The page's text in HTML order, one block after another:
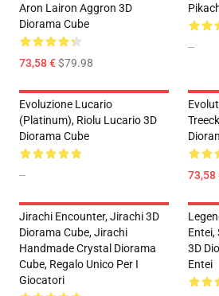
Aron Lairon Aggron 3D
Diorama Cube
73,58 €$79.98
--
Evoluzione Lucario
(Platinum), Riolu Lucario 3D
Diorama Cube
-- 73,58
Jirachi Encounter, Jirachi 3D
Diorama Cube, Jirachi
Handmade Crystal Diorama
Cube, Regalo Unico Per I
Giocatori
Entei,
3D
Entei